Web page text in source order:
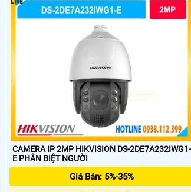
CAMERA IP 2MP HIKVISION DS-2DE7A232IWG1-
E PHÂN BIỆT NGƯỜI
Giá Bán: 5%-35%